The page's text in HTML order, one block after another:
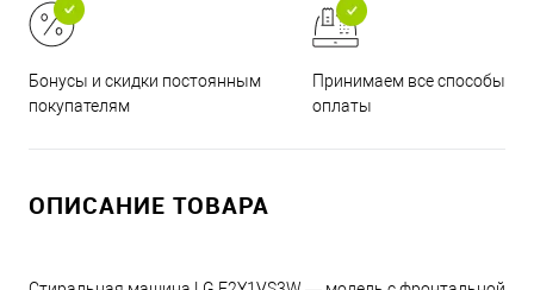
Бонусы и скидки постоянным
покупателям
Принимаем все способы
оплаты
ОПИСАНИЕ ТОВАРА